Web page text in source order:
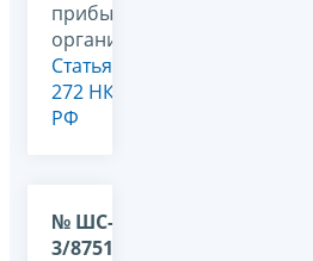
прибыль
организаций,
Статья
272 НК
РФ
№ ШС-37-
3/8751@